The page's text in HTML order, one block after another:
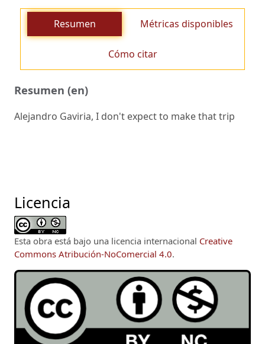
Resumen Métricas disponibles
Cómo citar
Resumen (en)
Alejandro Gaviria, I don't expect to make that trip
Licencia
Esta obra está bajo una licencia internacional Creative
Commons Atribución-NoComercial 4.0.